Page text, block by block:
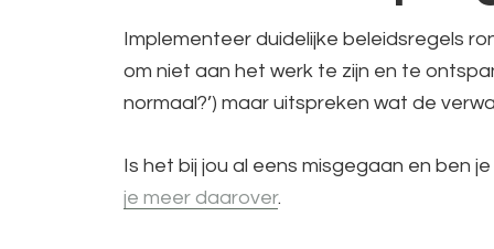
Implementeer duidelijke beleidsregels
om niet aan het werk te zijn en te
normaal?’) maar uitspreken wat de
Is het bij jou al eens misgegaan en ben
je meer daarover.